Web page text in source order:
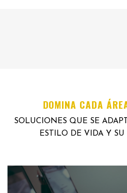
DOMINA CADA
SOLUCIONES QUE SE
ESTILO DE VIDA Y SU